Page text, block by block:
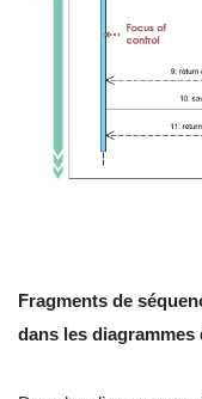
Fragments de
dans les diagrammes